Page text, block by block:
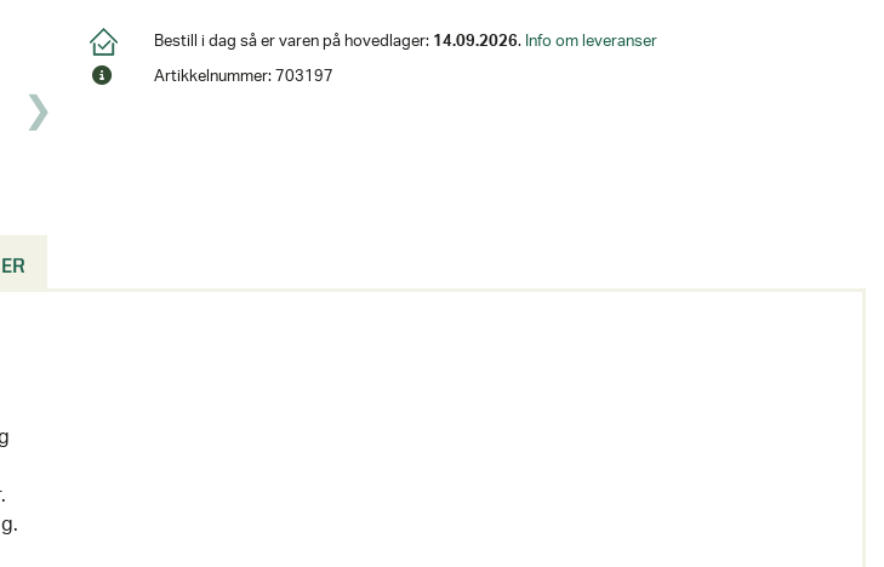
Bestill i dag så er varen på hovedlager: 14.09.2026. Info om leveranser
Artikkelnummer: 703197